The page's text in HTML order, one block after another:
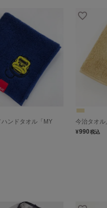
ンドタオル「MY
今治タオル
¥990税込